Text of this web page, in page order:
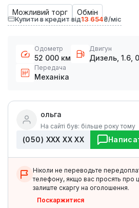
Можливий торг Обмін
Купити в кредит від13 654₴/міс
Одометр
52 000 км
Двигун
Дизель, 1.6,
Передача
Механіка
ольга
На сайті був: більше року тому
(050) ХХХ ХХ ХХ
Ніколи не переводьте
телефону, якщо вас просять про
залиште скаргу на оголошення.
Поскаржитися